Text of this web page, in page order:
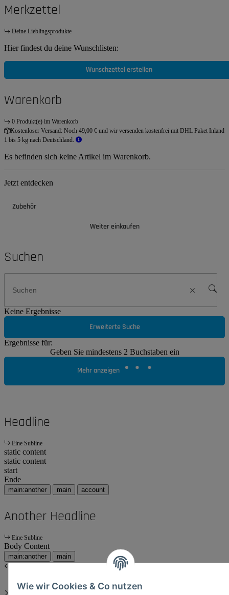
Wie wir Cookies & Co nutzen
Merkzettel
Deine Lieblingsprodukte
Hier findest du deine Wunschlisten:
Wunschzettel erstellen
Warenkorb
0 Produkt(e) im Warenkorb
Kostenloser Versand: Noch 49,00 € und wir versenden kostenfrei mit DHL Paket Inland
1 bis 5 kg nach Deutschland.
Es befinden sich keine Artikel im Warenkorb.
Jetzt entdecken
Zubehör
Weiter einkaufen
Suchen
Keine Ergebnisse
Erweiterte Suche
Ergebnisse für:
Geben Sie mindestens 2 Buchstaben ein
Mehr anzeigen
Headline
Eine Subline
static content
static content
start
Ende
main:another main account
Another Headline
Eine Subline
Body Content
main:another main